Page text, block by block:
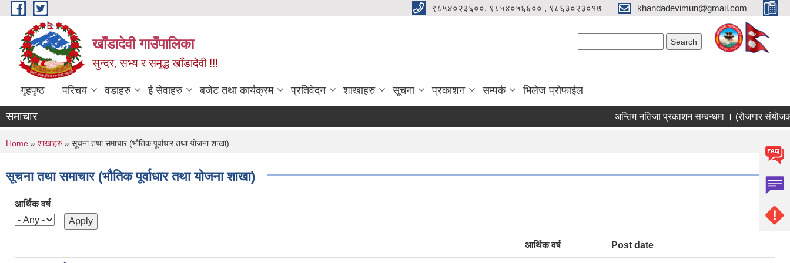
Skip to main content ९८५४०२३६००, ९८५४०५६६०० , ९८६३०२३०१७ khandadevimun@gmail.com
खाँडादेवी गाउँपालिका
सुन्दर, सभ्य र समृद्ध खाँडादेवी !!!
गृहपृष्ठ परिचय वडाहरु ई सेवाहरु बजेट तथा कार्यक्रम प्रतिवेदन शाखाहरु सूचना प्रकाशन सम्पर्क भिलेज प्रोफाईल
समाचार अन्तिम नतिजा प्रकाशन सम्बन्धमा । (रोजगार संयोजक)
You are here
Home » शाखाहरु » सूचना तथा समाचार (भौतिक पूर्वाधार तथा योजना शाखा)
सूचना तथा समाचार (भौतिक पूर्वाधार तथा योजना शाखा)
आर्थिक वर्ष
आर्थिक वर्ष Post date